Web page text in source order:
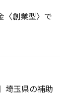
〈創業型〉で
埼玉県の補助